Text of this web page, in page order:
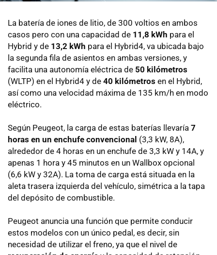
La batería de iones de litio, de 300 voltios en ambos
casos pero con una capacidad de 11,8 kWh para el
Hybrid y de 13,2 kWh para el Hybrid4, va ubicada bajo
la segunda fila de asientos en ambas versiones, y
facilita una autonomía eléctrica de 50 kilómetros
(WLTP) en el Hybrid4 y de 40 kilómetros en el Hybrid,
así como una velocidad máxima de 135 km/h en modo
eléctrico.
Según Peugeot, la carga de estas baterías llevaría 7
horas en un enchufe convencional (3,3 kW, 8A),
alrededor de 4 horas en un enchufe de 3,3 kW y 14A, y
apenas 1 hora y 45 minutos en un Wallbox opcional
(6,6 kW y 32A). La toma de carga está situada en la
aleta trasera izquierda del vehículo, simétrica a la tapa
del depósito de combustible.
Peugeot anuncia una función que permite conducir
estos modelos con un único pedal, es decir, sin
necesidad de utilizar el freno, ya que el nivel de